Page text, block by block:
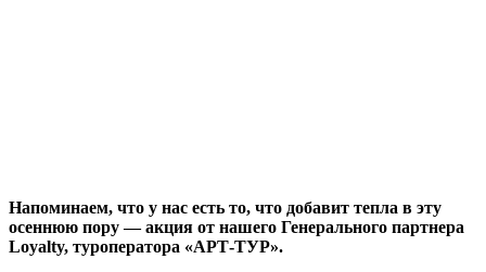
Напоминаем, что у нас есть то, что добавит тепла в эту
осеннюю пору — акция от нашего Генерального партнера
Loyalty, туроператора «АРТ-ТУР».